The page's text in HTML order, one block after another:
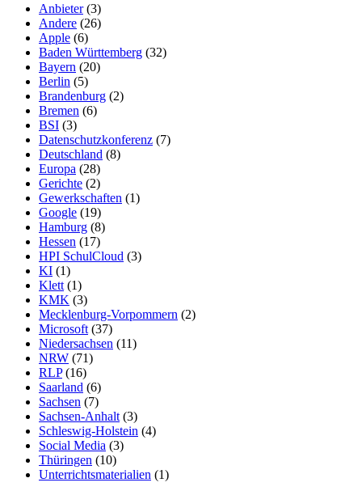
Anbieter(3)
Andere (26)
Apple (6)
Baden Württemberg (32)
Bayern (20)
Berlin (5)
Brandenburg (2)
Bremen (6)
BSI (3)
Datenschutzkonferenz (7)
Deutschland (8)
Europa (28)
Gerichte (2)
Gewerkschaften (1)
Google (19)
Hamburg (8)
Hessen (17)
HPI SchulCloud (3)
KI (1)
Klett (1)
KMK (3)
Mecklenburg-Vorpommern (2)
Microsoft (37)
Niedersachsen (11)
NRW (71)
RLP(16)
Saarland (6)
Sachsen (7)
Sachsen-Anhalt (3)
Schleswig-Holstein (4)
Social Media (3)
Thüringen (10)
Unterrichtsmaterialien (1)